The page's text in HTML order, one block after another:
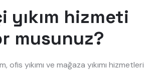
yıkım hizmeti
musunuz?
ofis yıkımı ve mağaza yıkımı hizmetleri